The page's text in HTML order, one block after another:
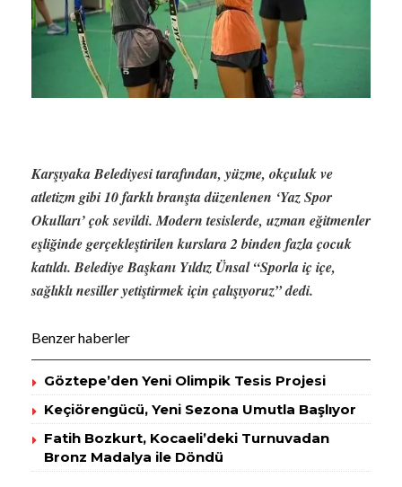
Karşıyaka Belediyesi tarafından, yüzme, okçuluk ve
atletizm gibi 10 farklı branşta düzenlenen ‘Yaz Spor
Okulları’ çok sevildi. Modern tesislerde, uzman eğitmenler
eşliğinde gerçekleştirilen kurslara 2 binden fazla çocuk
katıldı. Belediye Başkanı Yıldız Ünsal “Sporla iç içe,
sağlıklı nesiller yetiştirmek için çalışıyoruz” dedi.
Benzer haberler
Göztepe’den Yeni Olimpik Tesis Projesi
Keçiörengücü, Yeni Sezona Umutla Başlıyor
Fatih Bozkurt, Kocaeli’deki Turnuvadan
Bronz Madalya ile Döndü